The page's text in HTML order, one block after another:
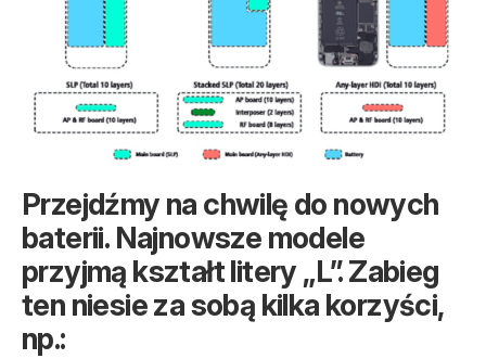
Przejdźmy na chwilę do nowych
baterii. Najnowsze modele
przyjmą kształt litery „L”. Zabieg
ten niesie za sobą kilka korzyści,
np.: